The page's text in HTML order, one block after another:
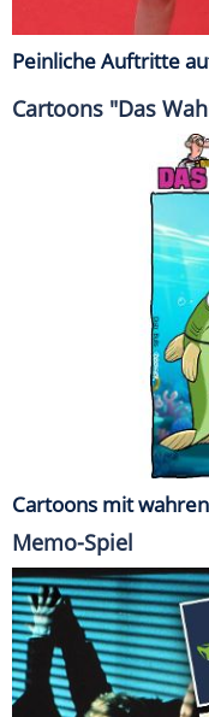
Peinliche Auftritte
Cartoons "Das
Cartoons mit
Memo-Spiel